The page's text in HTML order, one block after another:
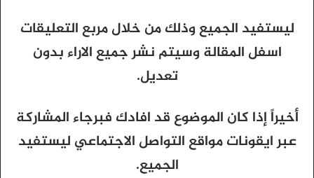
ليستفيد الجميع وذلك من خلال مربع التعليقات
اسفل المقالة وسيتم نشر جميع الاراء بدون
تعديل.
أخيراً إذا كان الموضوع قد افادك فبرجاء المشاركة
عبر ايقونات مواقع التواصل الاجتماعي ليستفيد
الجميع.